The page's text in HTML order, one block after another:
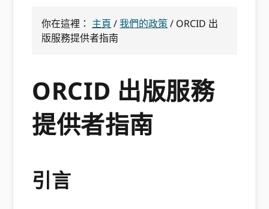
你在這裡： 主頁 /我們的政策/ ORCID 出
版服務提供者指南
ORCID 出版服務
提供者指南
引言